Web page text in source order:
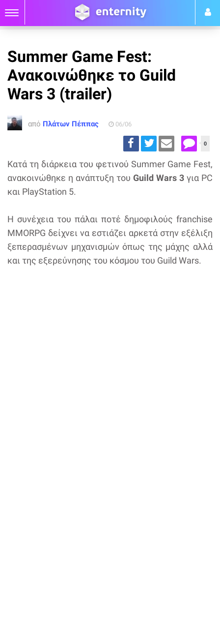
Summer Game Fest:
Ανακοινώθηκε το Guild
Wars 3 (trailer)
από Πλάτων Πέππας 06/06
0
Κατά τη διάρκεια του φετινού Summer Game Fest,
ανακοινώθηκε η ανάπτυξη του Guild Wars 3 για PC
και PlayStation 5.
Η συνέχεια του πάλαι ποτέ δημοφιλούς franchise
MMORPG δείχνει να εστιάζει αρκετά στην εξέλιξη
ξεπερασμένων μηχανισμών όπως της μάχης αλλά
και της εξερεύνησης του κόσμου του Guild Wars.